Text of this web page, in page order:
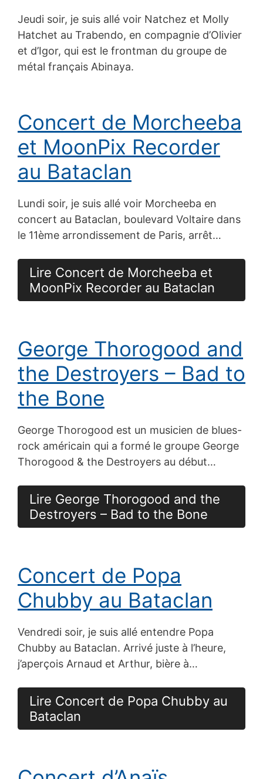
Jeudi soir, je suis allé voir Natchez et Molly
Hatchet au Trabendo, en compagnie d’Olivier
et d’Igor, qui est le frontman du groupe de
métal français Abinaya.
Concert de Morcheeba
et MoonPix Recorder
au Bataclan
Lundi soir, je suis allé voir Morcheeba en
concert au Bataclan, boulevard Voltaire dans
le 11ème arrondissement de Paris, arrêt…
Lire Concert de Morcheeba et
MoonPix Recorder au Bataclan
George Thorogood and
the Destroyers – Bad to
the Bone
George Thorogood est un musicien de blues-
rock américain qui a formé le groupe George
Thorogood & the Destroyers au début…
Lire George Thorogood and the
Destroyers – Bad to the Bone
Concert de Popa
Chubby au Bataclan
Vendredi soir, je suis allé entendre Popa
Chubby au Bataclan. Arrivé juste à l’heure,
j’aperçois Arnaud et Arthur, bière à…
Lire Concert de Popa Chubby au
Bataclan